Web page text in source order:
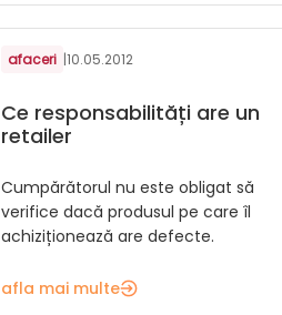
afaceri |10.05.2012
Ce responsabilități are un
retailer
Cumpărătorul nu este obligat să
verifice dacă produsul pe care îl
achiziționează are defecte.
afla mai multe